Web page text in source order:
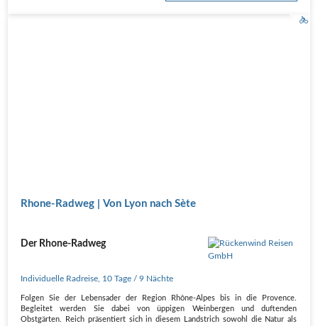
Rhone-Radweg | Von Lyon nach Sète
Der Rhone-Radweg
Individuelle Radreise 10 Tage / 9 Nächte
Folgen Sie der Lebensader der Region Rhône-Alpes bis in die Provence.
Begleitet werden Sie dabei von üppigen Weinbergen und duftenden
Obstgärten. Reich präsentiert sich in diesem Landstrich sowohl die Natur als